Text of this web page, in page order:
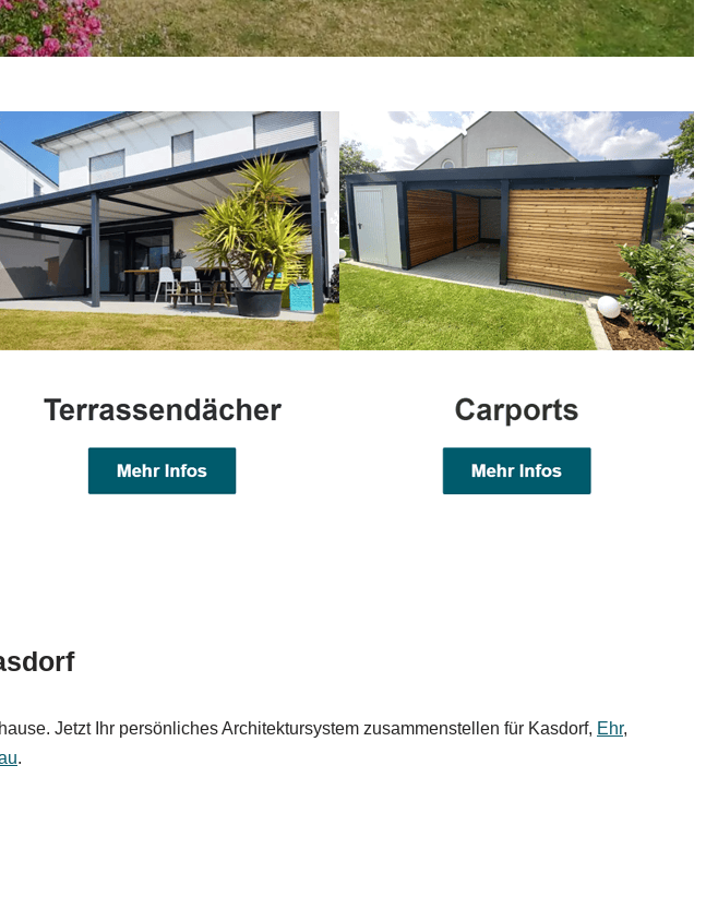
Jetzt Ihr persönliches Architektursystem zusammenstellen für Kasdorf, Ehr,
.